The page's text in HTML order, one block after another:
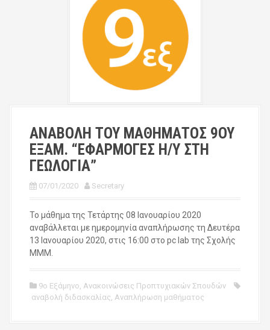
ΑΝΑΒΟΛΗ ΤΟΥ ΜΑΘΗΜΑΤΟΣ 9ΟΥ
ΕΞΑΜ. “ΕΦΑΡΜΟΓΕΣ Η/Υ ΣΤΗ
ΓΕΩΛΟΓΙΑ”
07/01/2020 Secretary
Το μάθημα της Τετάρτης 08 Ιανουαρίου 2020
αναβάλλεται με ημερομηνία αναπλήρωσης τη Δευτέρα
13 Ιανουαρίου 2020, στις 16:00 στο pc lab της Σχολής
ΜΜΜ.
9ο Εξάμηνο, Ανακοινώσεις Προπτυχιακών Σπουδών
αναβολή διδασκαλίας, Αναπλήρωση μαθήματος